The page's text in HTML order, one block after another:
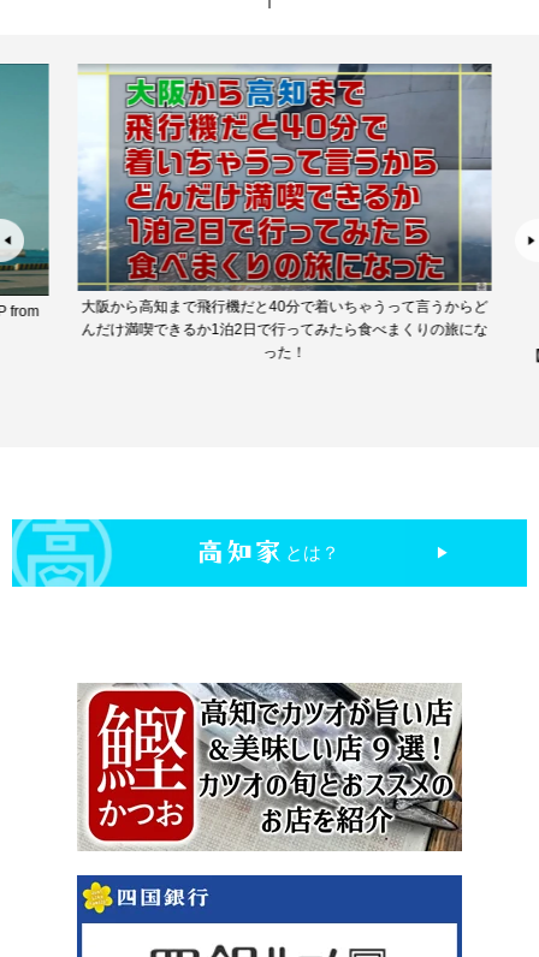
【公式】爺-POP from 高知家 ALL STARS 「高齢バンザイ！」
とは？ ▶︎